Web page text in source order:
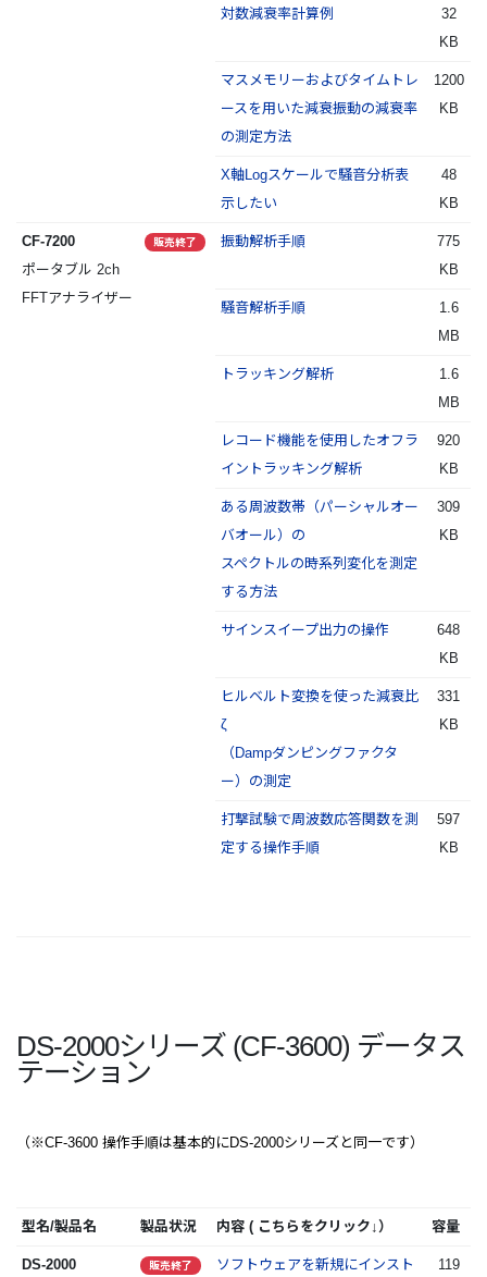
対数減衰率計算例
32
KB
マスメモリーおよびタイムトレ
ースを用いた減衰振動の減衰率
の測定方法
1200
KB
X軸Logスケールで騒音分析表
示したい
48
KB
CF-7200
ポータブル 2ch
FFTアナライザー
販売終了 振動解析手順
775
KB
騒音解析手順
1.6
MB
トラッキング解析
1.6
MB
レコード機能を使用したオフラ
イントラッキング解析
920
KB
ある周波数帯（パーシャルオー
バオール）の
スペクトルの時系列変化を測定
する方法
309
KB
サインスイープ出力の操作
648
KB
ヒルベルト変換を使った減衰比
ζ
（Dampダンピングファクタ
ー）の測定
331
KB
打撃試験で周波数応答関数を測
定する操作手順
597
KB
DS-2000シリーズ (CF-3600) データス
テーション
（※CF-3600 操作手順は基本的にDS-2000シリーズと同一です）
型名/製品名 製品状況 内容 ( こちらをクリック↓） 容量
DS-2000
販売終了
ソフトウェアを新規にインスト
119